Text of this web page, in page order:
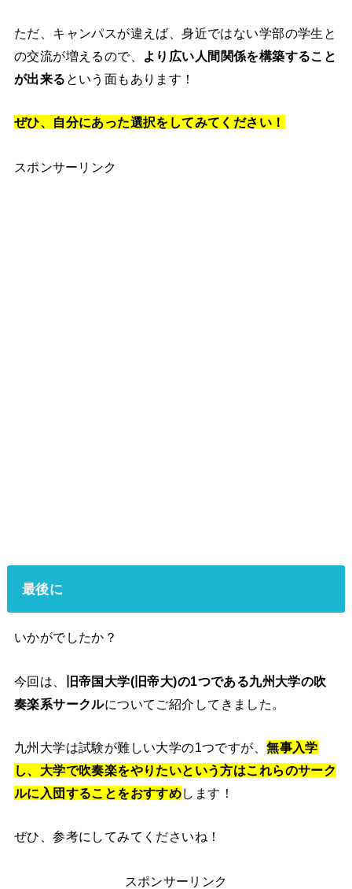
ただ、キャンパスが違えば、身近ではない学部の学生と
の交流が増えるので、
より広い人間関係を構築すること
が出来る という面もあります！
ぜひ、自分にあった選択をしてみてください！
スポンサーリンク
最後に
いかがでしたか？
今回は、
旧帝国大学(旧帝大)の1つである九州大学の吹
奏楽系サークルについてご紹介してきました。
九州大学は試験が難しい大学の1つですが、無事入学
し、大学で吹奏楽をやりたいという方はこれらのサーク
ルに入団することをおすすめします！
ぜひ、参考にしてみてくださいね！
スポンサーリンク